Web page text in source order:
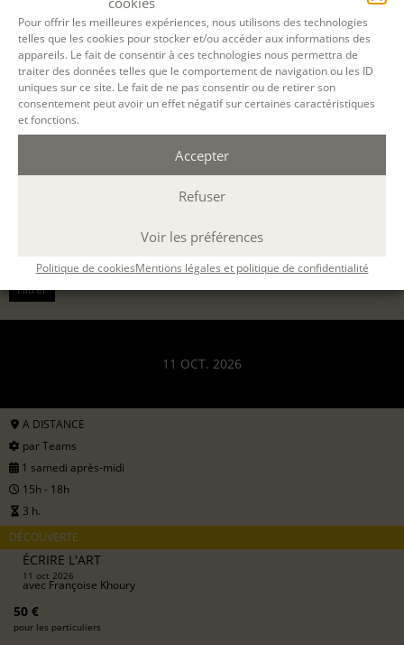
Pour offrir les meilleures expériences, nous utilisons des technologies
telles que les cookies pour stocker et/ou accéder aux informations des
appareils. Le fait de consentir à ces technologies nous permettra de
traiter des données telles que le comportement de navigation ou les ID
uniques sur ce site. Le fait de ne pas consentir ou de retirer son
consentement peut avoir un effet négatif sur certaines caractéristiques
et fonctions.
Accepter
Refuser
Voir les préférences
Politique de cookiesMentions légales et politique de confidentialité
Désolé, la réservation en ligne pour cette
session de formation est terminée.
Filtrer
11 OCT. 2026
A DISTANCE
par Teams
1 samedi après-midi
15h - 18h
3 h.
DÉCOUVERTE
ÉCRIRE L'ART
11 oct 2026
avec Françoise Khoury
50 €
pour les particuliers